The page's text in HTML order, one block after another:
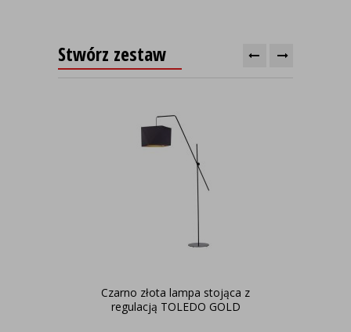
Stwórz zestaw
Czarno złota lampa stojąca z
regulacją TOLEDO GOLD